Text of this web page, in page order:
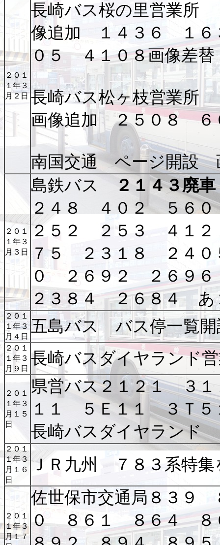
２０１
１年３
月２日
長崎バス桜の里営業
像追加 １４３６ １
０５ ４１０８画像差替
長崎バス松ヶ枝営業
画像追加 ２５０８ ６
南国交通 ページ開設
２０１
１年３
月３日
島鉄バス
２１４３廃車
２４８ ４０２ ５６
２５２ ２５３ ４１
７５ ２３１８ ２４
０ ２６９２ ２６９６
２３８４ ２６８４ あ
２０１
１年３
月４日
五島バス バス停一覧開
２０１
１年３
月９日
長崎バスダイヤランド
２０１
１年３
月１５
日
県営バス２１２１ ３
１１ ５Ｅ１１ ３Ｔ
長崎バスダイヤランド
２０１
１年３
月１６
日
ＪＲ九州 ７８３系特
２０１
１年３
月１７
佐世保市交通局８３
０ ８６１ ８６４